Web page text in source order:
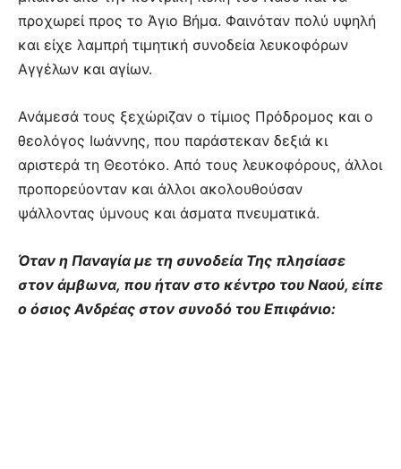
προχωρεί προς το Άγιο Βήμα. Φαινόταν πολύ υψηλή
και είχε λαμπρή τιμητική συνοδεία λευκοφόρων
Αγγέλων και αγίων.
Ανάμεσά τους ξεχώριζαν ο τίμιος Πρόδρομος και ο
θεολόγος Ιωάννης, που παράστεκαν δεξιά κι
αριστερά τη Θεοτόκο. Από τους λευκοφόρους, άλλοι
προπορεύονταν και άλλοι ακολουθούσαν
ψάλλοντας ύμνους και άσματα πνευματικά.
Όταν η Παναγία με τη συνοδεία Της πλησίασε
στον άμβωνα, που ήταν στο κέντρο του Ναού, είπε
ο όσιος Ανδρέας στον συνοδό του Επιφάνιο: